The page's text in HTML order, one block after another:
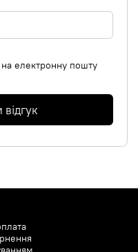
на електронну пошту